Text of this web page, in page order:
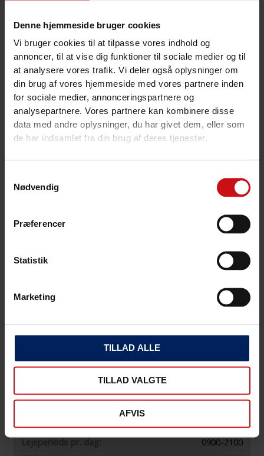
Denne hjemmeside bruger cookies
Vi bruger cookies til at tilpasse vores indhold og
annoncer, til at vise dig funktioner til sociale medier og til
at analysere vores trafik. Vi deler også oplysninger om
din brug af vores hjemmeside med vores partnere inden
for sociale medier, annonceringspartnere og
analysepartnere. Vores partnere kan kombinere disse
data med andre oplysninger, du har givet dem, eller som
de har indsamlet fra din brug af deres tjenester.
Nødvendig
Præferencer
Statistik
Marketing
TILLAD ALLE
TILLAD VALGTE
AFVIS
Pris 6 dage:
Pris pr. dag EURO: 242
Pris 6 dage EURO:
Mærke og model: Atomix 600 HT
Yamaha F100
Brændstof:
130 l indenbords tank i Der må kun fyldes benzin Oktan
95/100 på båden. Hvis man kommer det forkerte
Redningsveste: Ja 6 stk Voksenveste
Båden skal afleveres rengjort - ellers beregnes der
timeløn DKK 600 inkl. moms per time for rengøring.
Lejeperiode pr. dag: 0900-2100